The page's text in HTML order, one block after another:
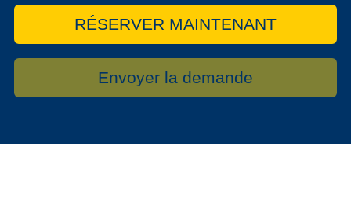
RÉSERVER MAINTENANT
Envoyer la demande